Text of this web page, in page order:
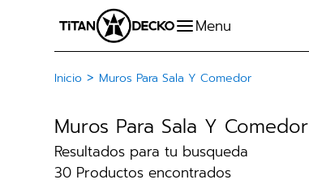
Inicio > Muros Para Sala Y Comedor
Muros Para Sala Y Comedor
Resultados para tu busqueda
30 Productos encontrados